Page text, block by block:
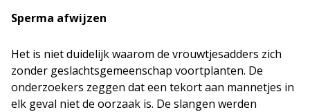
Sperma afwijzen
Het is niet duidelijk waarom de vrouwtjesadders zich
zonder geslachtsgemeenschap voortplanten. De
onderzoekers zeggen dat een tekort aan mannetjes in
elk geval niet de oorzaak is. De slangen werden